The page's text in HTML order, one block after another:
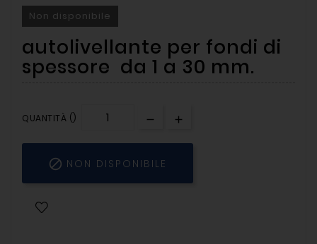
Non disponibile
autolivellante per fondi di
spessore da 1 a 30 mm.
QUANTITÀ ()
 NON DISPONIBILE